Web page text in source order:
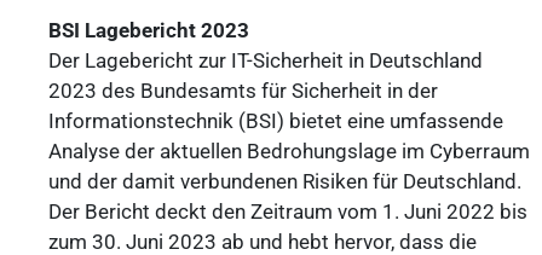
BSI Lagebericht 2023
Der Lagebericht zur IT-Sicherheit in Deutschland
2023 des Bundesamts für Sicherheit in der
Informationstechnik (BSI) bietet eine umfassende
Analyse der aktuellen Bedrohungslage im Cyberraum
und der damit verbundenen Risiken für Deutschland.
Der Bericht deckt den Zeitraum vom 1. Juni 2022 bis
zum 30. Juni 2023 ab und hebt hervor, dass die